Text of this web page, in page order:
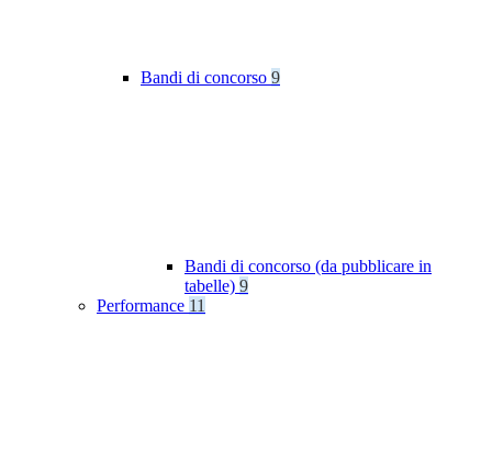
Bandi di concorso 9
Bandi di concorso (da pubblicare in
tabelle) 9
Performance 11